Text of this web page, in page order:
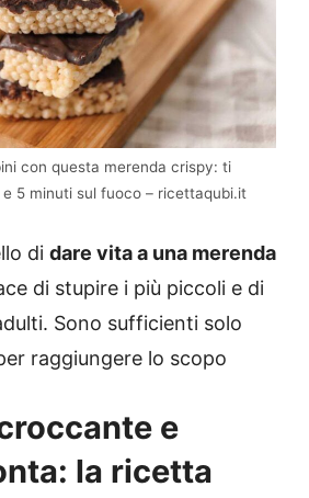
con questa merenda crispy: ti
5 minuti sul fuoco – ricettaqubi.it
di dare vita a una merenda
di stupire i più piccoli e di
Sono sufficienti solo
raggiungere lo scopo
e
la ricetta